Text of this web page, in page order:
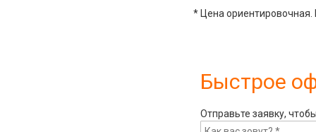
* Цена ориентировочная.
Быстрое
Отправьте заявку,